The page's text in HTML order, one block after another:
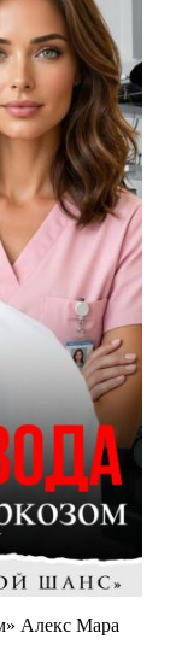
Алекс Мара